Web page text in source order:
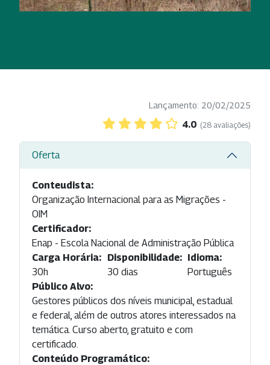
Lançamento: 20/02/2025
4.0 (28 avaliações)
Oferta
Conteudista:
Organização Internacional para as Migrações -
OIM
Certificador:
Enap - Escola Nacional de Administração Pública
Carga Horária:
30h
Disponibilidade:
30 dias
Idioma:
Português
Público Alvo:
Gestores públicos dos níveis municipal, estadual
e federal, além de outros atores interessados na
temática. Curso aberto, gratuito e com
certificado.
Conteúdo Programático: